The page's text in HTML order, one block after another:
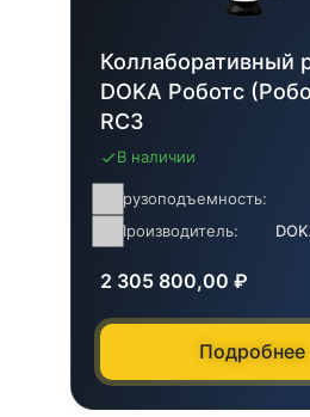
Коллаборативный
DOKA Роботс
RC3
В наличии
Грузоподъемность:
Производитель:
2 305 800,00 ₽
Подробнее